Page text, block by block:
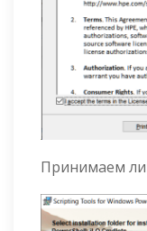
Принимаем